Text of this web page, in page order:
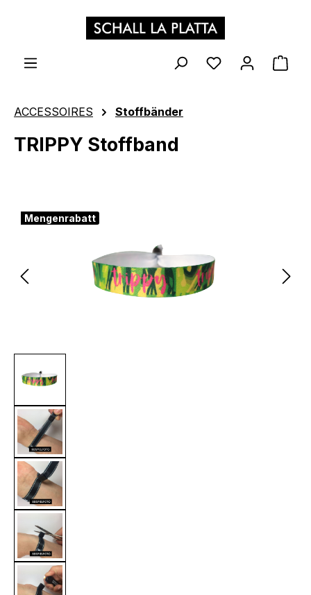
Zum Hauptinhalt springen
ACCESSOIRES Stoffbänder
TRIPPY Stoffband
Mengenrabatt